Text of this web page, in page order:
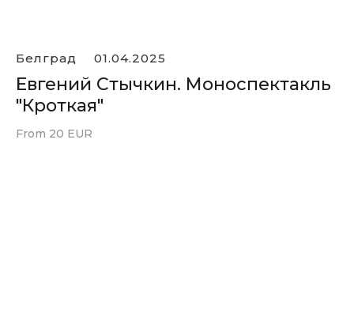
Белград 01.04.2025
Евгений Стычкин. Моноспектакль
"Кроткая"
From 20 EUR